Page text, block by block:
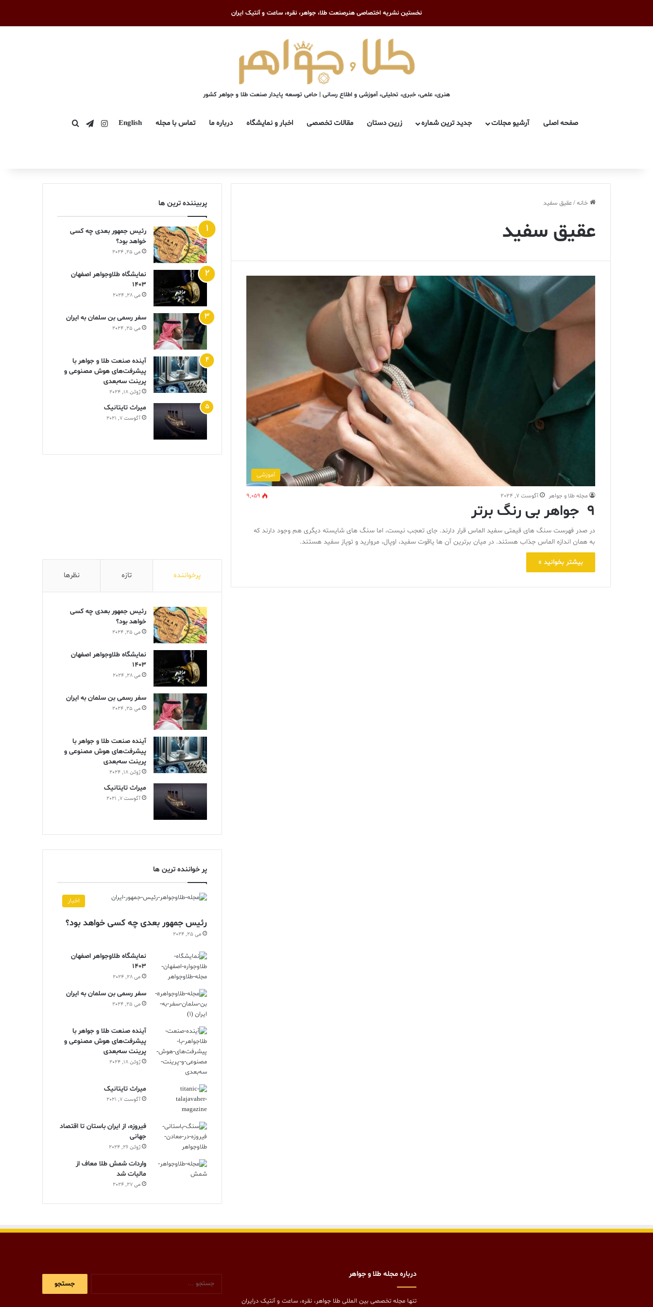
نخستین نشریه اختصاصی هنرصنعت طلا، جواهر، نقره، ساعت و آنتیک ایران
هنری، علمی، خبری، تحلیلی، آموزشی و اطلاع رسانی | حامی توسعه پایدار صنعت طلا و جواهر کشور
صفحه اصلی آرشیو مجلات جدید ترین شماره زرین دستان مقالات تخصصی اخبار و نمایشگاه درباره ما تماس با مجله English اینستاگرام
تلگرامجستجو برای
خانه/عقیق سفید
عقیق سفید
آموزشی
مجله طلا و جواهر آگوست 7, 2024 9,059
9 جواهر بی رنگ برتر
در صدر فهرست سنگ های قیمتی سفید الماس قرار دارند. جای تعجب نیست، اما سنگ های شایسته دیگری هم وجود دارند که
به همان اندازه الماس جذاب هستند. در میان برترین آن ها یاقوت سفید، اوپال، مروارید و توپاز سفید هستند.
بیشتر بخوانید »
پربیننده ترین ها
رئیس جمهور بعدی چه کسی
خواهد بود؟
می 25, 2024
نمایشگاه طلاوجواهر اصفهان
1403
می 28, 2024
سفر رسمی بن سلمان به ایران
می 25, 2024
آینده صنعت طلا و جواهر با
پیشرفت‌های هوش مصنوعی و
پرینت سه‌بعدی
ژوئن 18, 2024
ميراث تايتانيک
آگوست 7, 2021
پرخواننده تازه نظرها
رئیس جمهور بعدی چه کسی
خواهد بود؟
می 25, 2024
نمایشگاه طلاوجواهر اصفهان
1403
می 28, 2024
سفر رسمی بن سلمان به ایران
می 25, 2024
آینده صنعت طلا و جواهر با
پیشرفت‌های هوش مصنوعی و
پرینت سه‌بعدی
ژوئن 18, 2024
ميراث تايتانيک
آگوست 7, 2021
پر خواننده ترین ها
اخبار
رئیس جمهور بعدی چه کسی خواهد بود؟
می 25, 2024
نمایشگاه طلاوجواهر اصفهان
1403
می 28, 2024
سفر رسمی بن سلمان به ایران
می 25, 2024
آینده صنعت طلا و جواهر با
پیشرفت‌های هوش مصنوعی و
پرینت سه‌بعدی
ژوئن 18, 2024
ميراث تايتانيک
آگوست 7, 2021
فیروزه، از ایران باستان تا اقتصاد
جهانی
ژوئن 26, 2024
واردات شمش طلا معاف از
مالیات شد
می 27, 2024
درباره مجله طلا و جواهر
تنها مجله تخصصی بین المللی طلا جواهر، نقره، ساعت و آنتیک درایران